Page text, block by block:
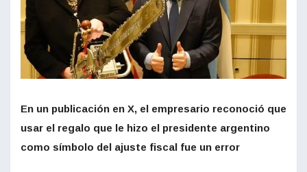
En un publicación en X, el empresario reconoció que
usar el regalo que le hizo el presidente argentino
como símbolo del ajuste fiscal fue un error